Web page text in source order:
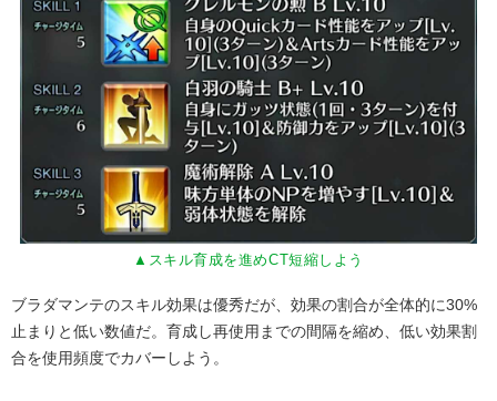
▲スキル育成を進めCT短縮しよう
ブラダマンテのスキル効果は優秀だが、効果の割合が全体的に30%
止まりと低い数値だ。育成し再使用までの間隔を縮め、低い効果割
合を使用頻度でカバーしよう。